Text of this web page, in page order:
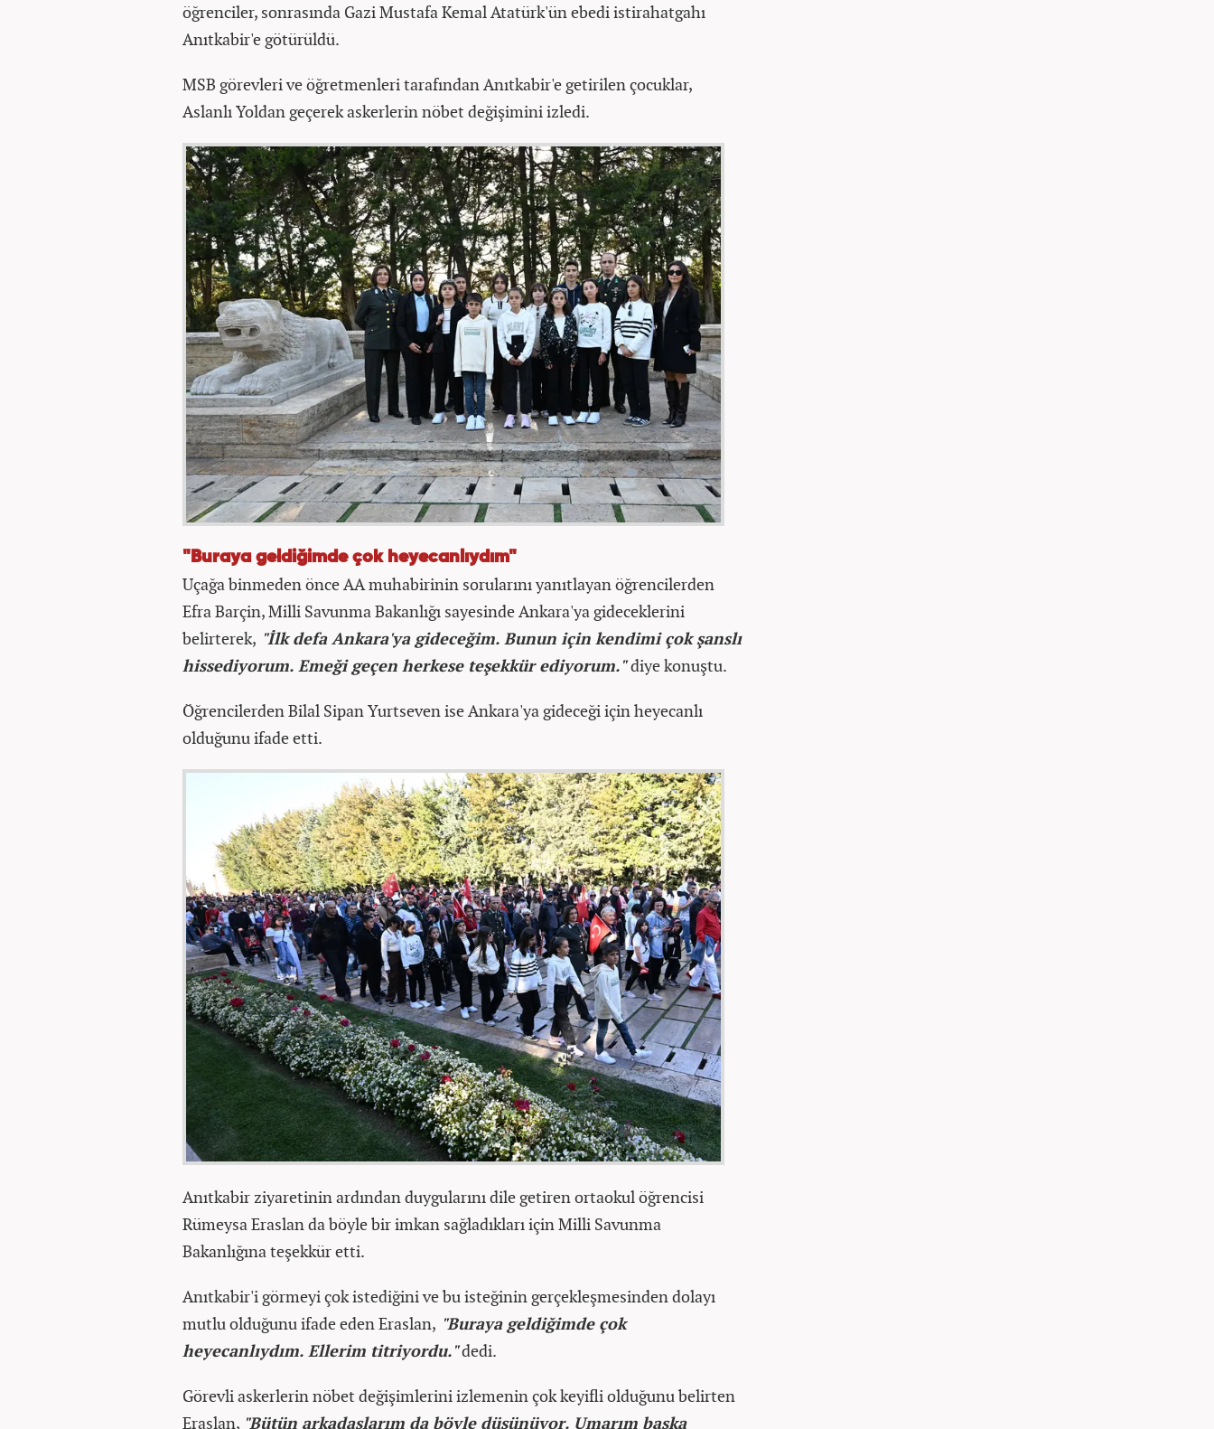
öğrenciler, sonrasında Gazi Mustafa Kemal Atatürk'ün ebedi istirahatgahı
Anıtkabir'e götürüldü.
MSB görevleri ve öğretmenleri tarafından Anıtkabir'e getirilen çocuklar,
Aslanlı Yoldan geçerek askerlerin nöbet değişimini izledi.
"Buraya geldiğimde çok heyecanlıydım"
Uçağa binmeden önce AA muhabirinin sorularını yanıtlayan öğrencilerden
Efra Barçin, Milli Savunma Bakanlığı sayesinde Ankara'ya gideceklerini
belirterek, "İlk defa Ankara'ya gideceğim. Bunun için kendimi çok şanslı
hissediyorum. Emeği geçen herkese teşekkür ediyorum."diye konuştu.
Öğrencilerden Bilal Sipan Yurtseven ise Ankara'ya gideceği için heyecanlı
olduğunu ifade etti.
Anıtkabir ziyaretinin ardından duygularını dile getiren ortaokul öğrencisi
Rümeysa Eraslan da böyle bir imkan sağladıkları için Milli Savunma
Bakanlığına teşekkür etti.
Anıtkabir'i görmeyi çok istediğini ve bu isteğinin gerçekleşmesinden dolayı
mutlu olduğunu ifade eden Eraslan, "Buraya geldiğimde çok
heyecanlıydım. Ellerim titriyordu."dedi.
Görevli askerlerin nöbet değişimlerini izlemenin çok keyifli olduğunu belirten
Eraslan, "Bütün arkadaşlarım da böyle düşünüyor. Umarım başka